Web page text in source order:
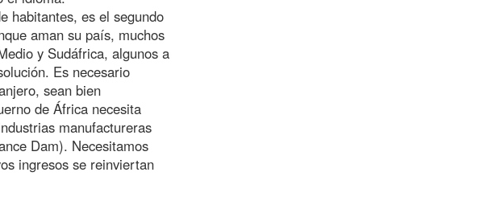
habitantes, es el segundo
aman su país, muchos
y Sudáfrica, algunos a
Es necesario
sean bien
de África necesita
manufactureras
Dam). Necesitamos
ingresos se reinviertan